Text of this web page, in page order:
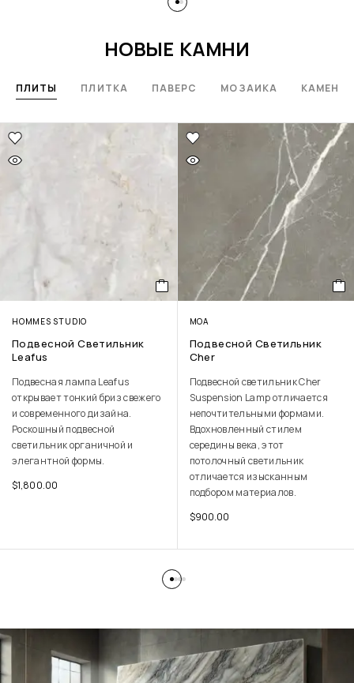
НОВЫЕ КАМНИ
ПЛИТЫ ПЛИТКА ПАВЕРС МОЗАИКА
MOA
Подвесной Светильник
Cher
Подвесной светильник Cher
Suspension Lamp отличается
непочтительными формами.
Вдохновленный стилем
середины века, этот
потолочный светильник
подбором материалов.
ЛИСОЛА
Маленький Приставной
Столик Niagara Из Дуба
Небольшой приставной столик
Niagara Small Side Table Oak
имеет геометрическую форму,
вдохновленную вибрацией
движения Мемфис.
Современный приставной
столик с богатым выбором
деревянных отделок.
$3,400.00